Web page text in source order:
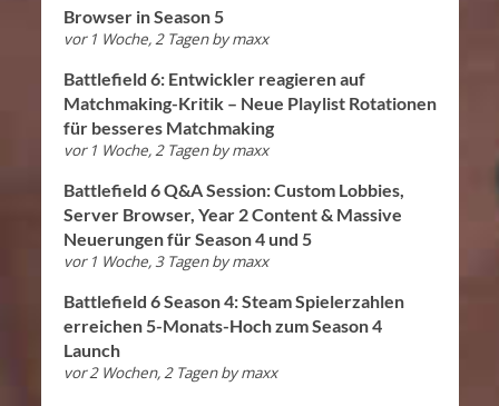
Browser in Season 5
vor 1 Woche, 2 Tagen bymaxx
Battlefield 6: Entwickler reagieren auf
Matchmaking-Kritik – Neue Playlist Rotationen
für besseres Matchmaking
vor 1 Woche, 2 Tagen bymaxx
Battlefield 6 Q&A Session: Custom Lobbies,
Server Browser, Year 2 Content & Massive
Neuerungen für Season 4 und 5
vor 1 Woche, 3 Tagen bymaxx
Battlefield 6 Season 4: Steam Spielerzahlen
erreichen 5-Monats-Hoch zum Season 4
Launch
vor 2 Wochen, 2 Tagen bymaxx